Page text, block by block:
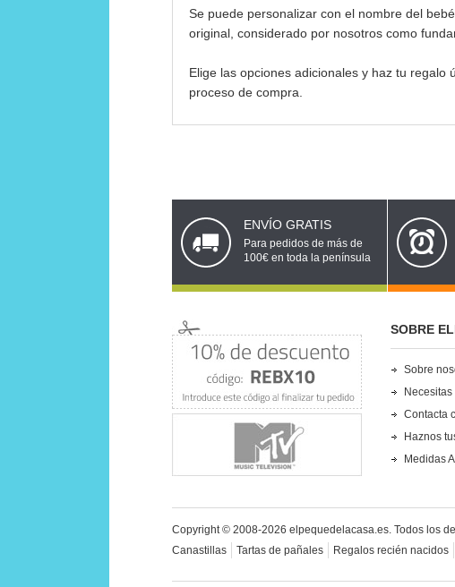
Se puede personalizar con el nombre del
original, considerado por nosotros como
Elige las opciones adicionales y haz tu
proceso de compra.
ENVÍO GRATIS
Para pedidos de más de
100€ en toda la península
SOBRE
Sobre
Contacta
Haznos
Medidas
Copyright © 2008-2026 elpequedelacasa.es. Todos los
Canastillas
Tartas de pañales Regalos recién nacidos